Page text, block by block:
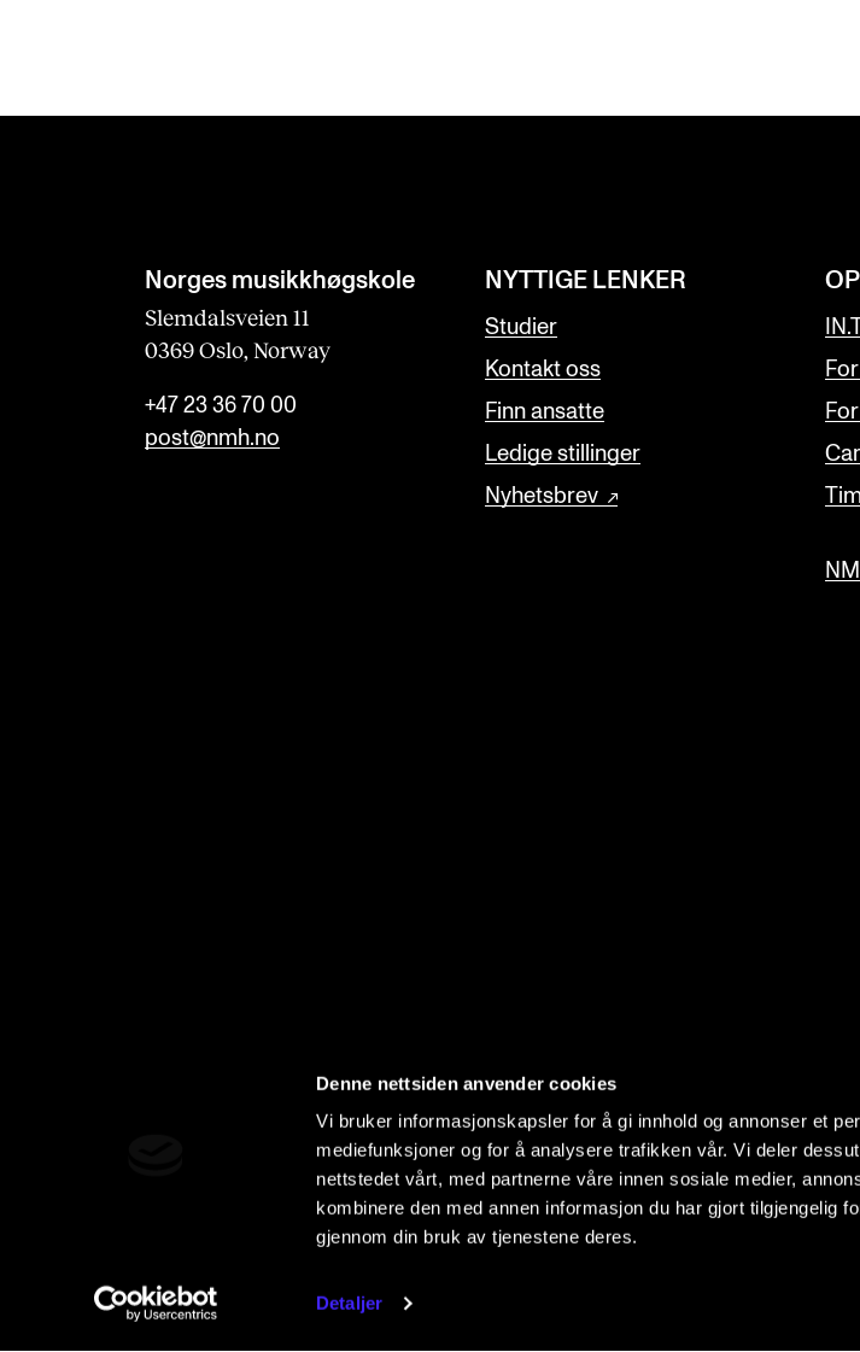
Denne nettsiden anvender cookies
Vi bruker informasjonskapsler for å gi innhold og annonser et
mediefunksjoner og for å analysere trafikken vår. Vi deler
nettstedet vårt, med partnerne våre innen sosiale medier,
kombinere den med annen informasjon du har gjort tilgjengelig
gjennom din bruk av tjenestene deres.
Detaljer
Norges musikk­høgskole
Slemdalsveien 11
0369 Oslo, Norway
+47 23 36 70 00
post@nmh.no
NYTTIGE LENKER
Studier
Kontakt oss
Finn ansatte
Ledige stillinger
Nyhetsbrev